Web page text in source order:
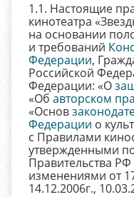
1.1. Настоящие
кинотеатра
на основании
и требований
Федерации,
Российской
Федерации: «О
«Об авторском
«Основ
Федерации о
с Правилами
утвержденными
Правительства РФ
изменениями от
14.12.2006г.,